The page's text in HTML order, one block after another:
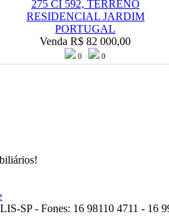
275 CI 592, TERRENO
RESIDENCIAL JARDIM
PORTUGAL
VendaR$ 82 000,00
0 0
SP - Fones: 16 98110 4711 - 16